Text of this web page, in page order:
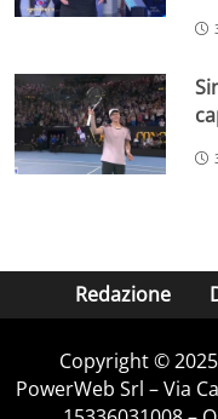
Redazione
Copyright ©
PowerWeb Srl – Via